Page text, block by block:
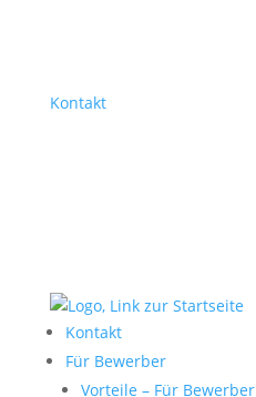
Kontakt
Kontakt
Für Bewerber
Vorteile – Für Bewerber